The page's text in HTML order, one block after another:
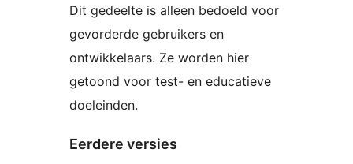
Dit gedeelte is alleen bedoeld voor
gevorderde gebruikers en
ontwikkelaars. Ze worden hier
getoond voor test- en educatieve
doeleinden.
Eerdere versies